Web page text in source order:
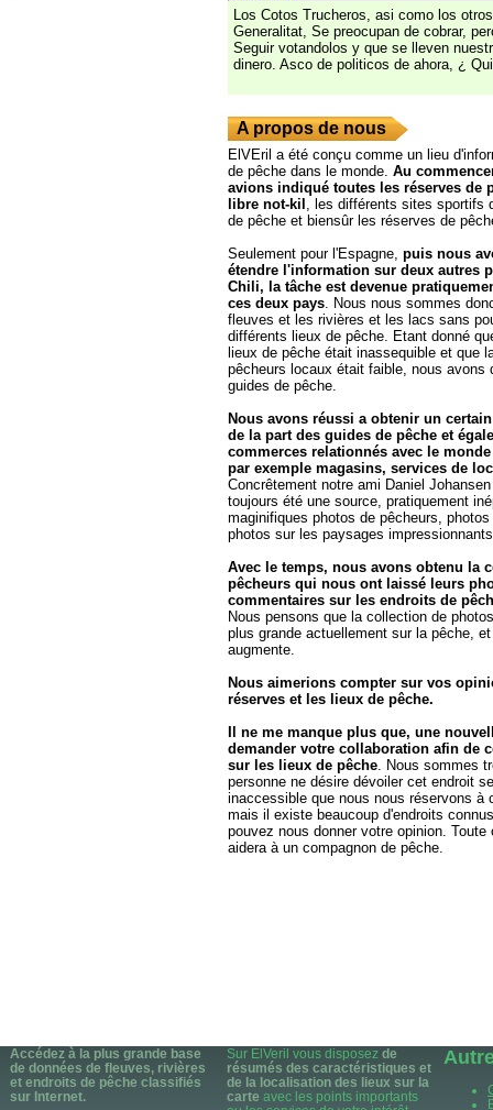
Los Cotos Trucheros, asi como los
Generalitat, Se preocupan de cobrar,
Seguir votandolos y que se lleven
dinero. Asco de politicos de ahora, ¿
A propos de nous
ElVEril a été conçu comme un lieu
de pêche dans le monde. Au
avions indiqué toutes les réserves de
libre not-kil , les différents sites sportifs
de pêche et biensûr les réserves de
Seulement pour l'Espagne, puis nous
étendre l'information sur deux autres
Chili, la tâche est devenue
ces deux pays. Nous nous sommes
fleuves et les rivières et les lacs sans
différents lieux de pêche. Etant donné
lieux de pêche était inassequible et que
pêcheurs locaux était faible, nous avons
guides de pêche.
Nous avons réussi a obtenir un
de la part des guides de pêche et
commerces relationnés avec le
par exemple magasins, services de
Concrêtement notre ami Daniel
toujours été une source, pratiquement
maginifiques photos de pêcheurs,
photos sur les paysages
Avec le temps, nous avons obtenu la
pêcheurs qui nous ont laissé leurs
commentaires sur les endroits de
Nous pensons que la collection de
plus grande actuellement sur la pêche,
augmente.
Nous aimerions compter sur vos
réserves et les lieux de pêche.
Il ne me manque plus que, une
demander votre collaboration afin de
sur les lieux de pêche. Nous sommes
personne ne désire dévoiler cet endroit
inaccessible que nous nous réservons à
mais il existe beaucoup d'endroits
pouvez nous donner votre opinion. Toute
aidera à un compagnon de pêche.
Accédez à la plus grande base
de données de fleuves, rivières
et endroits de pêche classifiés
sur Internet.
Sur ElVeril vous disposez de
résumés des caractéristiques et
de la localisation des lieux sur la
carte avec les points importants